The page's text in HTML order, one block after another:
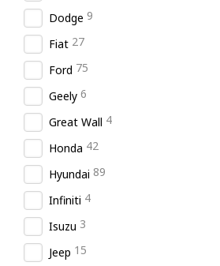
Dodge 9
Fiat 27
Ford 75
Geely 6
Great Wall 4
Honda 42
Hyundai 89
Infiniti 4
Isuzu 3
Jeep 15